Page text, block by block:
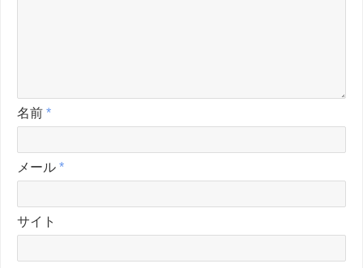
名前 *
メール *
サイト